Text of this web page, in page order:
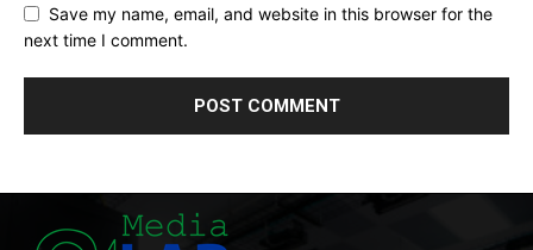
Save my name, email, and website in this browser for the
next time I comment.